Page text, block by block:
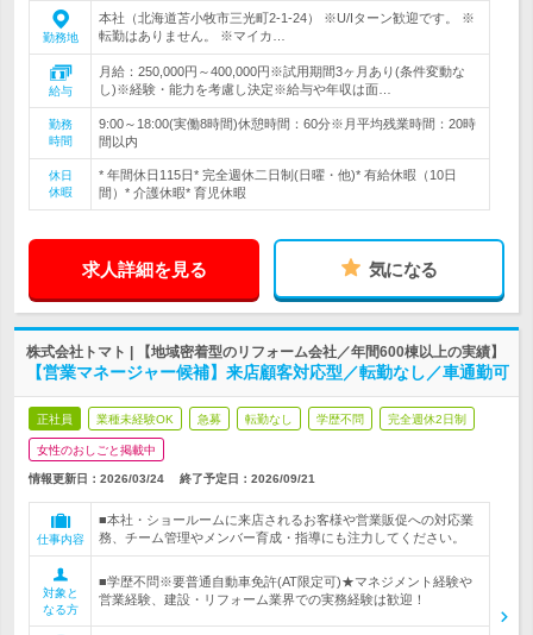
勤務地
本社（北海道苫小牧市三光町2‐1‐24） ※U/Iターン歓迎です。 ※
転勤はありません。 ※マイカ…
給与
月給：250,000円～400,000円※試用期間3ヶ月あり(条件変動な
し)※経験・能力を考慮し決定※給与や年収は面…
勤務
時間
9:00～18:00(実働8時間)休憩時間：60分※月平均残業時間：20時
間以内
休日
休暇
* 年間休日115日* 完全週休二日制(日曜・他)* 有給休暇（10日
間）* 介護休暇* 育児休暇
求人詳細を見る 気になる
株式会社トマト | 【地域密着型のリフォーム会社／年間600棟以上の実績】
【営業マネージャー候補】来店顧客対応型／転勤なし／車通勤可
正社員 業種未経験OK 急募 転勤なし 学歴不問 完全週休2日制
女性のおしごと掲載中
情報更新日：2026/03/24 終了予定日： 2026/09/21
仕事内容
■本社・ショールームに来店されるお客様や営業販促への対応業
務、チーム管理やメンバー育成・指導にも注力してください。
対象と
なる方
■学歴不問※要普通自動車免許(AT限定可)★マネジメント経験や
営業経験、建設・リフォーム業界での実務経験は歓迎！